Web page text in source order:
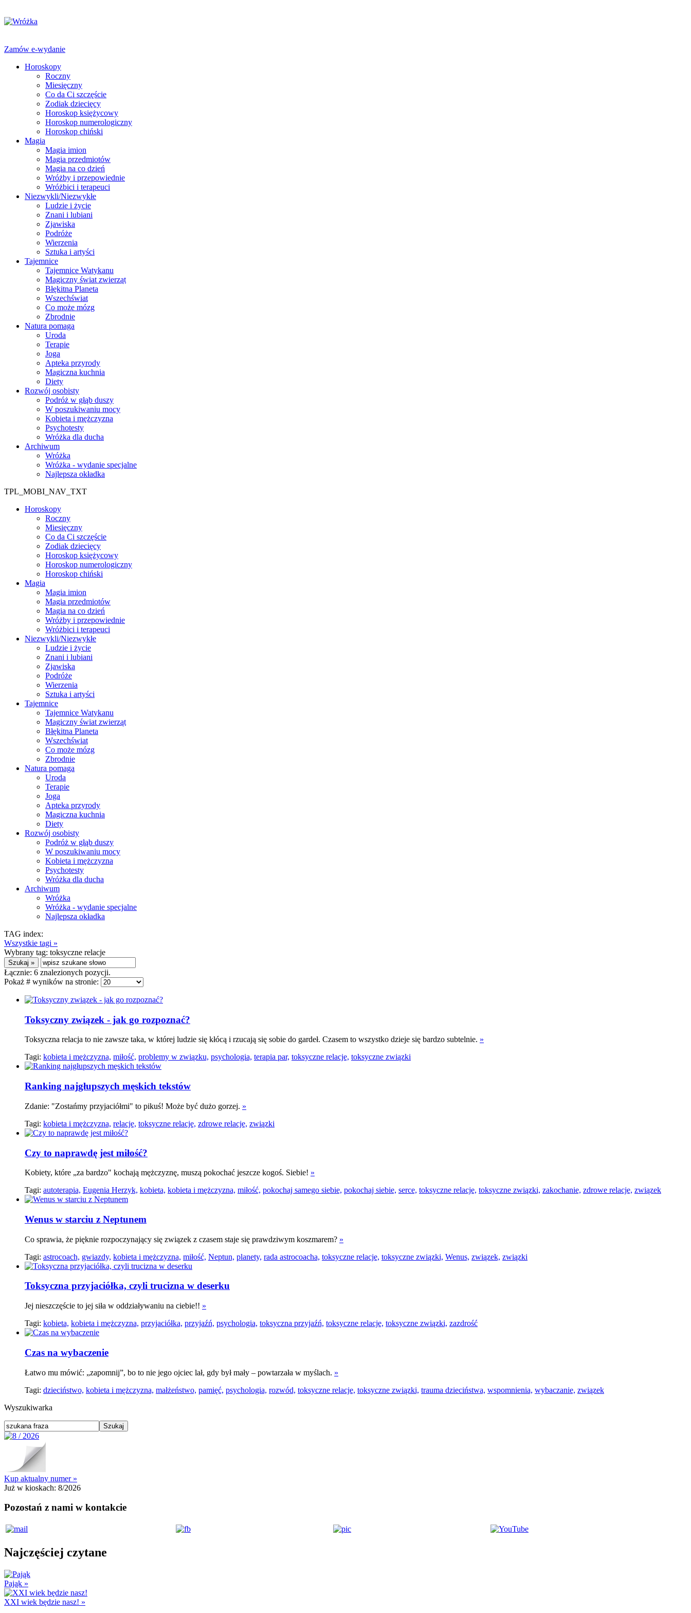
Zamów e-wydanie
Horoskopy
Roczny
Miesięczny
Co da Ci szczęście
Zodiak dziecięcy
Horoskop księżycowy
Horoskop numerologiczny
Horoskop chiński
Magia
Magia imion
Magia przedmiotów
Magia na co dzień
Wróżby i przepowiednie
Wróżbici i terapeuci
Niezwykli/Niezwykłe
Ludzie i życie
Znani i lubiani
Zjawiska
Podróże
Wierzenia
Sztuka i artyści
Tajemnice
Tajemnice Watykanu
Magiczny świat zwierząt
Błękitna Planeta
Wszechświat
Co może mózg
Zbrodnie
Natura pomaga
Uroda
Terapie
Joga
Apteka przyrody
Magiczna kuchnia
Diety
Rozwój osobisty
Podróż w głąb duszy
W poszukiwaniu mocy
Kobieta i mężczyzna
Psychotesty
Wróżka dla ducha
Archiwum
Wróżka
Wróżka - wydanie specjalne
Najlepsza okładka
TPL_MOBI_NAV_TXT
Horoskopy
Roczny
Miesięczny
Co da Ci szczęście
Zodiak dziecięcy
Horoskop księżycowy
Horoskop numerologiczny
Horoskop chiński
Magia
Magia imion
Magia przedmiotów
Magia na co dzień
Wróżby i przepowiednie
Wróżbici i terapeuci
Niezwykli/Niezwykłe
Ludzie i życie
Znani i lubiani
Zjawiska
Podróże
Wierzenia
Sztuka i artyści
Tajemnice
Tajemnice Watykanu
Magiczny świat zwierząt
Błękitna Planeta
Wszechświat
Co może mózg
Zbrodnie
Natura pomaga
Uroda
Terapie
Joga
Apteka przyrody
Magiczna kuchnia
Diety
Rozwój osobisty
Podróż w głąb duszy
W poszukiwaniu mocy
Kobieta i mężczyzna
Psychotesty
Wróżka dla ducha
Archiwum
Wróżka
Wróżka - wydanie specjalne
Najlepsza okładka
TAG index:
Wszystkie tagi »
Wybrany tag: toksyczne relacje
Łącznie: 6 znalezionych pozycji.
Pokaż # wyników na stronie:
Toksyczny związek - jak go rozpoznać?
Toksyczna relacja to nie zawsze taka, w której ludzie się kłócą i rzucają się sobie do gardeł. Czasem to wszystko dzieje się bardzo subtelnie. »
Tagi: kobieta i mężczyzna, miłość, problemy w związku, psychologia, terapia par, toksyczne relacje, toksyczne związki
Ranking najgłupszych męskich tekstów
Zdanie: "Zostańmy przyjaciółmi" to pikuś! Może być dużo gorzej. »
Tagi: kobieta i mężczyzna, relacje, toksyczne relacje, zdrowe relacje, związki
Czy to naprawdę jest miłość?
Kobiety, które „za bardzo" kochają mężczyznę, muszą pokochać jeszcze kogoś. Siebie! »
Tagi: autoterapia, Eugenia Herzyk, kobieta, kobieta i mężczyzna, miłość, pokochaj samego siebie, pokochaj siebie, serce, toksyczne relacje, toksyczne związki, zakochanie, zdrowe relacje, związek
Wenus w starciu z Neptunem
Co sprawia, że pięknie rozpoczynający się związek z czasem staje się prawdziwym koszmarem? »
Tagi: astrocoach, gwiazdy, kobieta i mężczyzna, miłość, Neptun, planety, rada astrocoacha, toksyczne relacje, toksyczne związki, Wenus, związek, związki
Toksyczna przyjaciółka, czyli trucizna w deserku
Jej nieszczęście to jej siła w oddziaływaniu na ciebie!! »
Tagi: kobieta, kobieta i mężczyzna, przyjaciółka, przyjaźń, psychologia, toksyczna przyjaźń, toksyczne relacje, toksyczne związki, zazdrość
Czas na wybaczenie
Łatwo mu mówić: „zapomnij”, bo to nie jego ojciec lał, gdy był mały – powtarzała w myślach. »
Tagi: dzieciństwo, kobieta i mężczyzna, małżeństwo, pamięć, psychologia, rozwód, toksyczne relacje, toksyczne związki, trauma dzieciństwa, wspomnienia, wybaczanie, związek
Wyszukiwarka
Kup aktualny numer »
Już w kioskach: 8/2026
Pozostań z nami w kontakcie
Najczęściej czytane
Pająk »
XXI wiek będzie nasz! »